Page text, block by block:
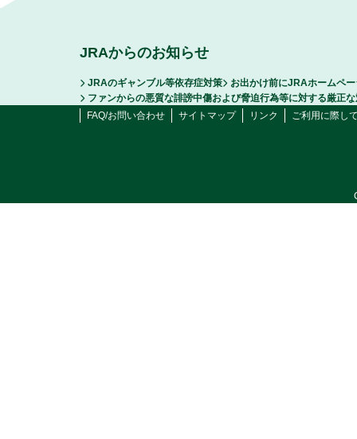
JRAからのお知らせ
JRAのギャンブル等依存症対策
お出かけ前にJRAホームペ
ファンからの悪質な誹謗中傷および脅迫行為等に対する厳正
FAQ/お問い合わせ
サイトマップ リンク ご利用に際し